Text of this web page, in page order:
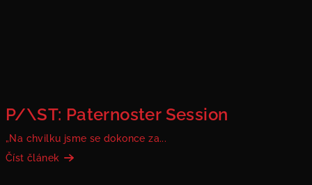
P/\ST: Paternoster Session
„Na chvilku jsme se dokonce za...
Číst článek